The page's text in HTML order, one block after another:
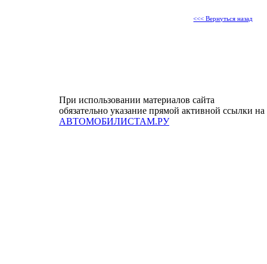
<<< Вернуться назад
При использовании материалов сайта
обязательно указание прямой активной ссылки на
АВТОМОБИЛИСТАМ.РУ